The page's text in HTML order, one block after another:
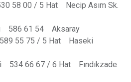
58 00 / 5 Hat Necip Asım Sk.
586 61 54 Aksaray
55 75 / 5 Hat Haseki
534 66 67 / 6 Hat Fındıkzade